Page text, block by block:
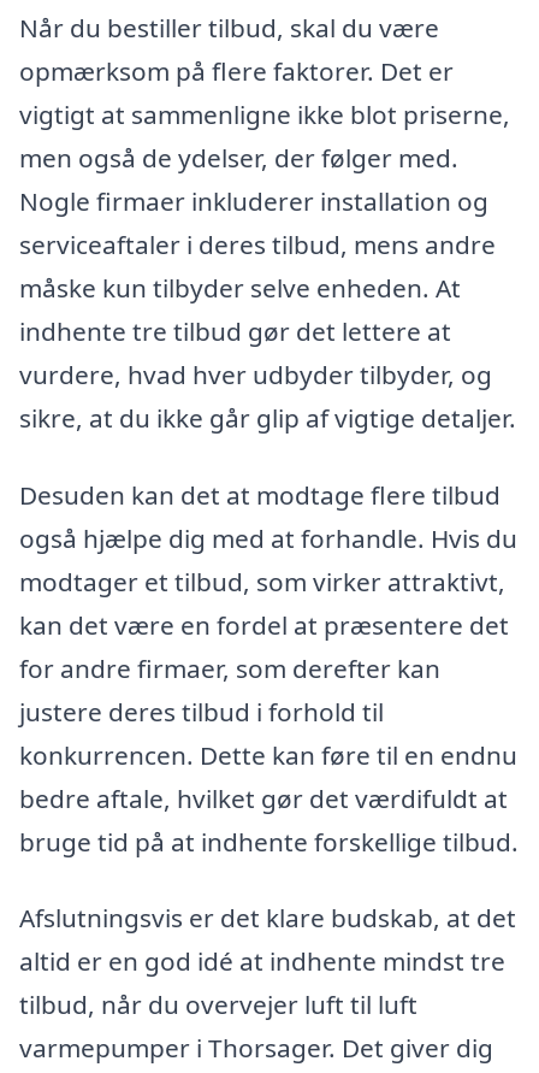
Når du bestiller tilbud, skal du være
opmærksom på flere faktorer. Det er
vigtigt at sammenligne ikke blot priserne,
men også de ydelser, der følger med.
Nogle firmaer inkluderer installation og
serviceaftaler i deres tilbud, mens andre
måske kun tilbyder selve enheden. At
indhente tre tilbud gør det lettere at
vurdere, hvad hver udbyder tilbyder, og
sikre, at du ikke går glip af vigtige detaljer.
Desuden kan det at modtage flere tilbud
også hjælpe dig med at forhandle. Hvis du
modtager et tilbud, som virker attraktivt,
kan det være en fordel at præsentere det
for andre firmaer, som derefter kan
justere deres tilbud i forhold til
konkurrencen. Dette kan føre til en endnu
bedre aftale, hvilket gør det værdifuldt at
bruge tid på at indhente forskellige tilbud.
Afslutningsvis er det klare budskab, at det
altid er en god idé at indhente mindst tre
tilbud, når du overvejer luft til luft
varmepumper i Thorsager. Det giver dig